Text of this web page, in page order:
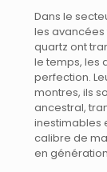
Dans le
les
quartz ont
le temps, les
perfection.
montres, ils
ancestral,
inestimables
calibre de
en